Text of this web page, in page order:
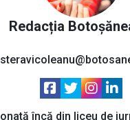
Redacția
încă din liceu de